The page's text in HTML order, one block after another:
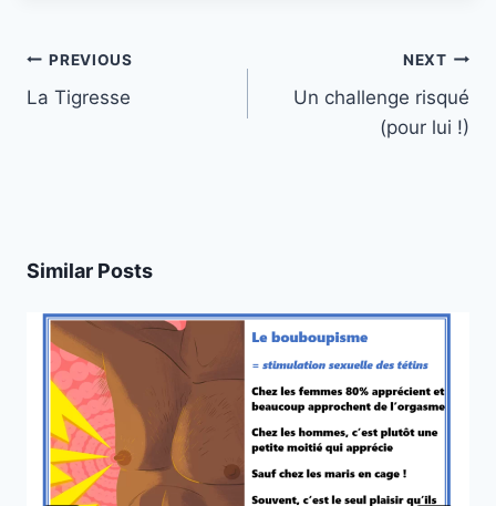
Post
navigation
PREVIOUS
La Tigresse
NEXT
Un challenge risqué
(pour lui !)
Similar Posts